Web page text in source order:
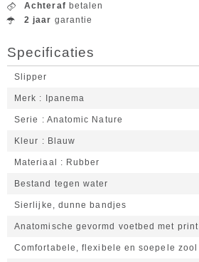
Achteraf betalen
2 jaar garantie
Specificaties
Slipper
Merk Ipanema
Serie Anatomic Nature
Kleur Blauw
Materiaal Rubber
Bestand tegen water
Sierlijke, dunne bandjes
Anatomische gevormd voetbed met print
Comfortabele, flexibele en soepele zool